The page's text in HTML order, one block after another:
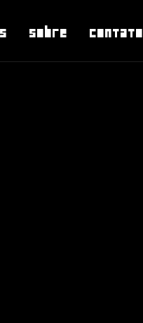
Sobre Contato